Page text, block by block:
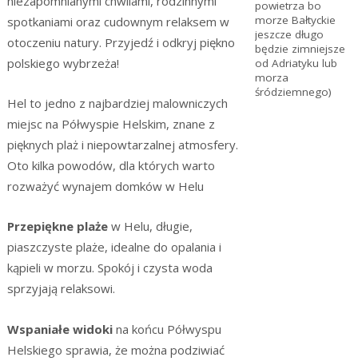
spotkaniami oraz cudownym relaksem w
otoczeniu natury. Przyjedź i odkryj piękno
polskiego wybrzeża!
Hel to jedno z najbardziej malowniczych
miejsc na Półwyspie Helskim, znane z
pięknych plaż i niepowtarzalnej atmosfery.
Oto kilka powodów, dla których warto
rozważyć wynajem domków w Helu
Przepiękne plażew Helu, długie,
piaszczyste plaże, idealne do opalania i
kąpieli w morzu. Spokój i czysta woda
sprzyjają relaksowi.
Wspaniałe widokina końcu Półwyspu
Helskiego sprawia, że można podziwiać
powietrza bo
morze Bałtyckie
jeszcze długo
będzie zimniejsze
od Adriatyku lub
morza
śródziemnego)